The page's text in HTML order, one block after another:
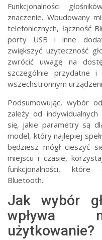
Funkcjonalności
znaczenie. Wbudowany
telefonicznych, łączność
porty USB i inne
zwiększyć użyteczność
zwrócić uwagę na
szczególnie przydatne
wszechstronnym
Podsumowując, wybór
zależy od
się, jakie parametry są
model, który najlepiej
będziesz mógł cieszyć
miejscu i czasie,
funkcjonalności, które
Bluetooth.
Jak wybór
wpływa
użytkowanie?